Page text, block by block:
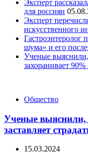
Эксперт
для россиян
Эксперт
искусственного
Гастроэнтеролог
шума» и его
Ученые
захоранивает
CategoriesОбщество
Ученые выяснили,
заставляет
15.03.2024